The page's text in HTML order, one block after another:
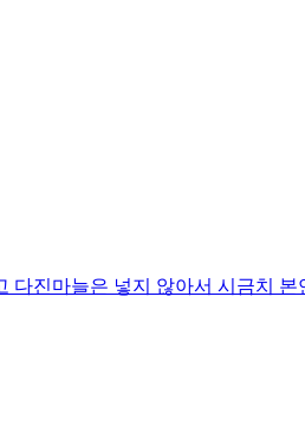
진마늘은 넣지 않아서 시금치 본